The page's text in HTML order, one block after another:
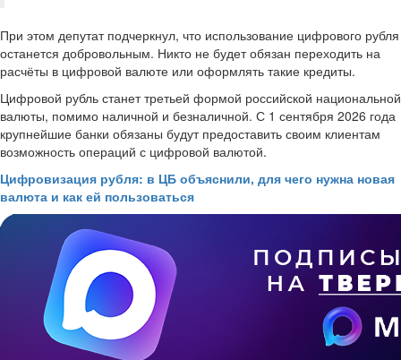
При этом депутат подчеркнул, что использование цифрового рубля
останется добровольным. Никто не будет обязан переходить на
расчёты в цифровой валюте или оформлять такие кредиты.
Цифровой рубль станет третьей формой российской национальной
валюты, помимо наличной и безналичной. С 1 сентября 2026 года
крупнейшие банки обязаны будут предоставить своим клиентам
возможность операций с цифровой валютой.
Цифровизация рубля: в ЦБ объяснили, для чего нужна новая
валюта и как ей пользоваться